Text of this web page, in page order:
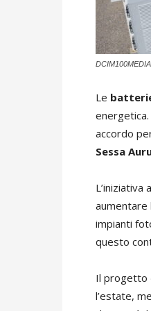
Le
accordo
Sessa
L’iniziativa
aumentare
impianti
questo
Il progetto
l’estate,